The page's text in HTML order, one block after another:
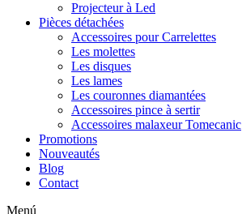
Projecteur à Led
Pièces détachées
Accessoires pour Carrelettes
Les molettes
Les disques
Les lames
Les couronnes diamantées
Accessoires pince à sertir
Accessoires malaxeur Tomecanic
Promotions
Nouveautés
Blog
Contact
Menú